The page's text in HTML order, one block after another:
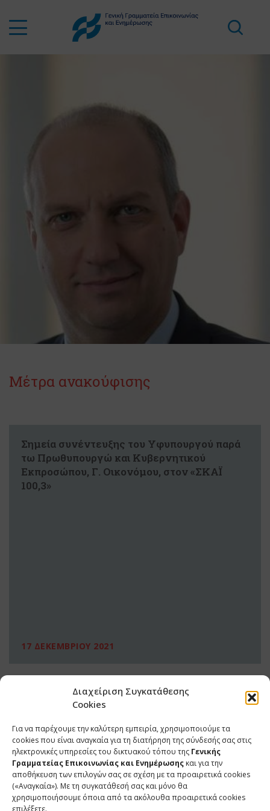
Διαχείριση Συγκατάθεσης
Cookies
Για να παρέχουμε την καλύτερη εμπειρία, χρησιμοποιούμε τα
cookies που είναι αναγκαία για τη διατήρηση της σύνδεσής σας στις
ηλεκτρονικές υπηρεσίες του δικτυακού τόπου της Γενικής
Γραμματείας Επικοινωνίας και Ενημέρωσης και για την
αποθήκευση των επιλογών σας σε σχέση με τα προαιρετικά cookies
(«Αναγκαία»). Με τη συγκατάθεσή σας και μόνο θα
χρησιμοποιήσουμε όποια από τα ακόλουθα προαιρετικά cookies
επιλέξετε.
Μέτρα ανακούφισης
Σημεία συνέντευξης του Υφυπουργού παρά
τω Πρωθυπουργώ και Κυβερνητικού
Εκπροσώπου, Γ. Οικονόμου, στον «ΣΚΑΪ
100,3»
17 ΔΕΚΕΜΒΡΙΟΥ 2021
ΕΠΙΚΟΙΝΩΝΙΑ